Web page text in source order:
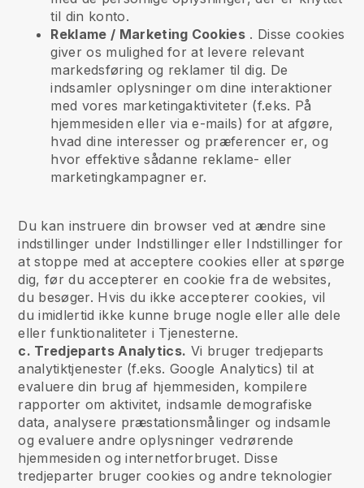
til din konto.
Reklame / Marketing Cookies . Disse cookies
giver os mulighed for at levere relevant
markedsføring og reklamer til dig. De
indsamler oplysninger om dine interaktioner
med vores marketingaktiviteter (f.eks. På
hjemmesiden eller via e-mails) for at afgøre,
hvad dine interesser og præferencer er, og
hvor effektive sådanne reklame- eller
marketingkampagner er.
Du kan instruere din browser ved at ændre sine
indstillinger under Indstillinger eller Indstillinger for
at stoppe med at acceptere cookies eller at spørge
dig, før du accepterer en cookie fra de websites,
du besøger. Hvis du ikke accepterer cookies, vil
du imidlertid ikke kunne bruge nogle eller alle dele
eller funktionaliteter i Tjenesterne.
c. Tredjeparts Analytics. Vi bruger tredjeparts
analytiktjenester (f.eks. Google Analytics) til at
evaluere din brug af hjemmesiden, kompilere
rapporter om aktivitet, indsamle demografiske
data, analysere præstationsmålinger og indsamle
og evaluere andre oplysninger vedrørende
hjemmesiden og internetforbruget. Disse
tredjeparter bruger cookies og andre teknologier